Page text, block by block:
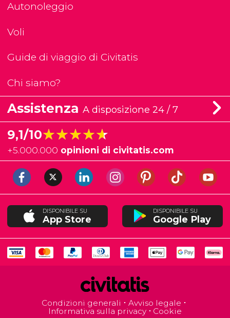
Autonoleggio
Voli
Guide di viaggio di Civitatis
Chi siamo?
Assistenza A disposizione 24 / 7
9,1/10★★★★★
★★★★★
+5.000.000 opinioni di civitatis.com
DISPONIBILE SU
App Store
DISPONIBILE SU
Google Play
Condizioni generali
Avviso legale
Informativa sulla privacy
Cookie